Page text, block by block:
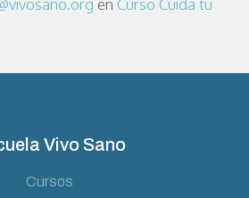
en Curso Cuida tu
Vivo Sano
Cursos